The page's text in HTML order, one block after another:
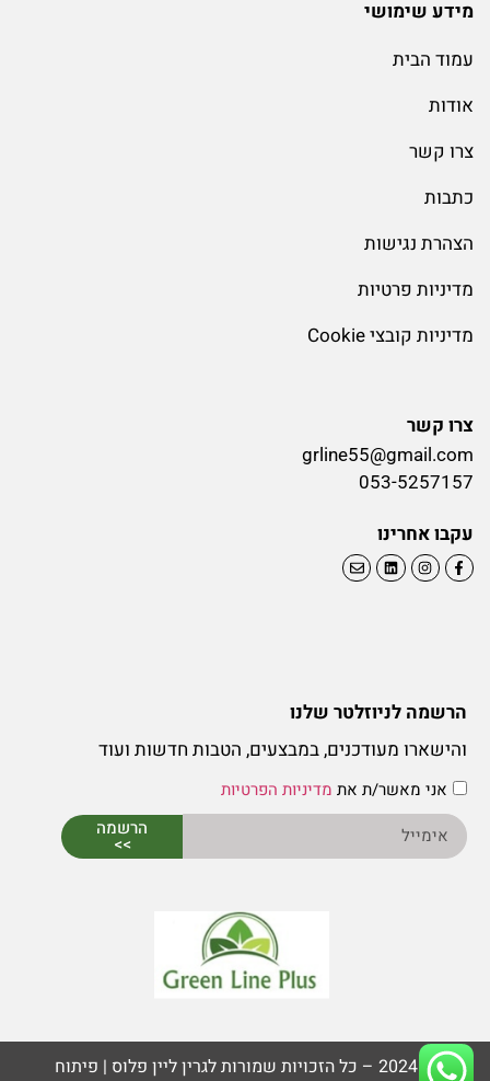
מידע שימושי
עמוד הבית
אודות
צרו קשר
כתבות
הצהרת נגישות
מדיניות פרטיות
מדיניות קובצי Cookie
צרו קשר
grline55@gmail.com
053-5257157
עקבו אחרינו
הרשמה לניוזלטר שלנו
והישארו מעודכנים, במבצעים, הטבות חדשות ועוד
אני מאשר/ת את מדיניות הפרטיות
הרשמה
>>
© 2024 – כל הזכויות שמורות לגרין ליין פלוס | פיתוח